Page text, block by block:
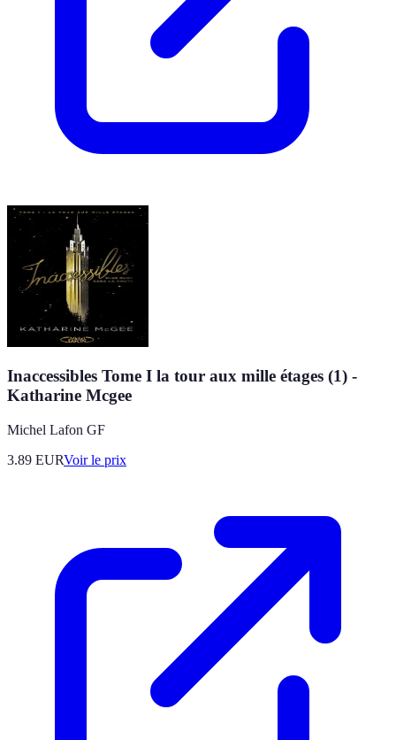
Inaccessibles Tome I la tour aux mille étages (1) -
Katharine Mcgee
Michel Lafon GF
3.89 EURVoir le prix